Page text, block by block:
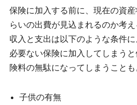
保険に加入する前に、現在の資
らいの出費が見込まれるのか考え
収入と支出は以下のような条件に
必要ない保険に加入してしまう
険料の無駄になってしまうことも
子供の有無